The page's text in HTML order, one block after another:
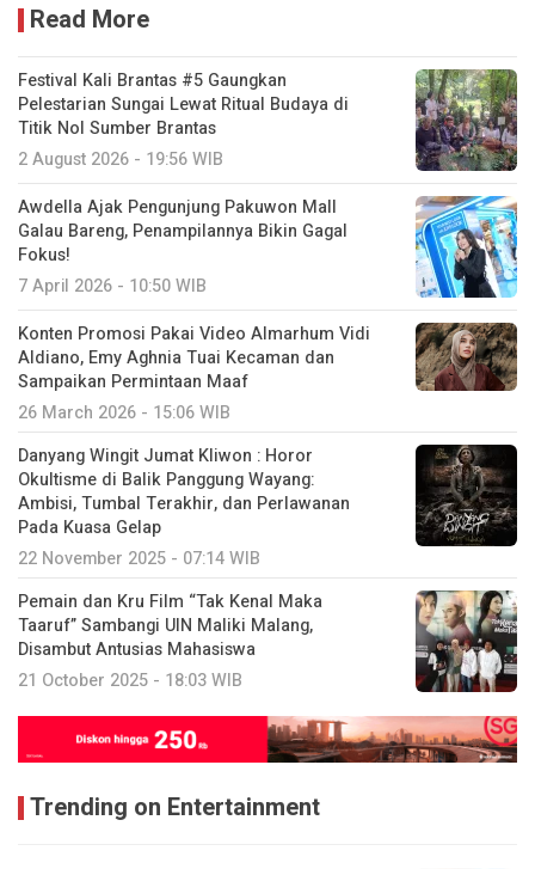
Read More
Festival Kali Brantas #5 Gaungkan
Pelestarian Sungai Lewat Ritual Budaya di
Titik Nol Sumber Brantas
2 August 2026 - 19:56 WIB
Awdella Ajak Pengunjung Pakuwon Mall
Galau Bareng, Penampilannya Bikin Gagal
Fokus!
7 April 2026 - 10:50 WIB
Konten Promosi Pakai Video Almarhum Vidi
Aldiano, Emy Aghnia Tuai Kecaman dan
Sampaikan Permintaan Maaf
26 March 2026 - 15:06 WIB
Danyang Wingit Jumat Kliwon : Horor
Okultisme di Balik Panggung Wayang:
Ambisi, Tumbal Terakhir, dan Perlawanan
Pada Kuasa Gelap
22 November 2025 - 07:14 WIB
Pemain dan Kru Film “Tak Kenal Maka
Taaruf” Sambangi UIN Maliki Malang,
Disambut Antusias Mahasiswa
21 October 2025 - 18:03 WIB
Trending on Entertainment